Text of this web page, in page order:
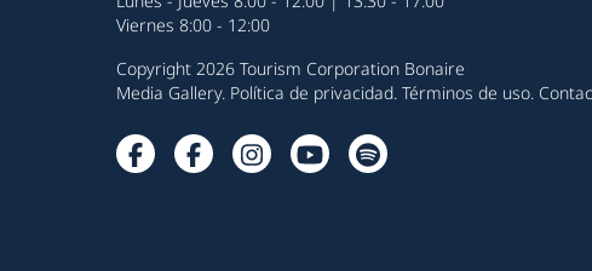
Viernes 8:00 - 12:00
Copyright 2026 Tourism Corporation Bonaire
Media Gallery. Política de privacidad. Términos de uso.